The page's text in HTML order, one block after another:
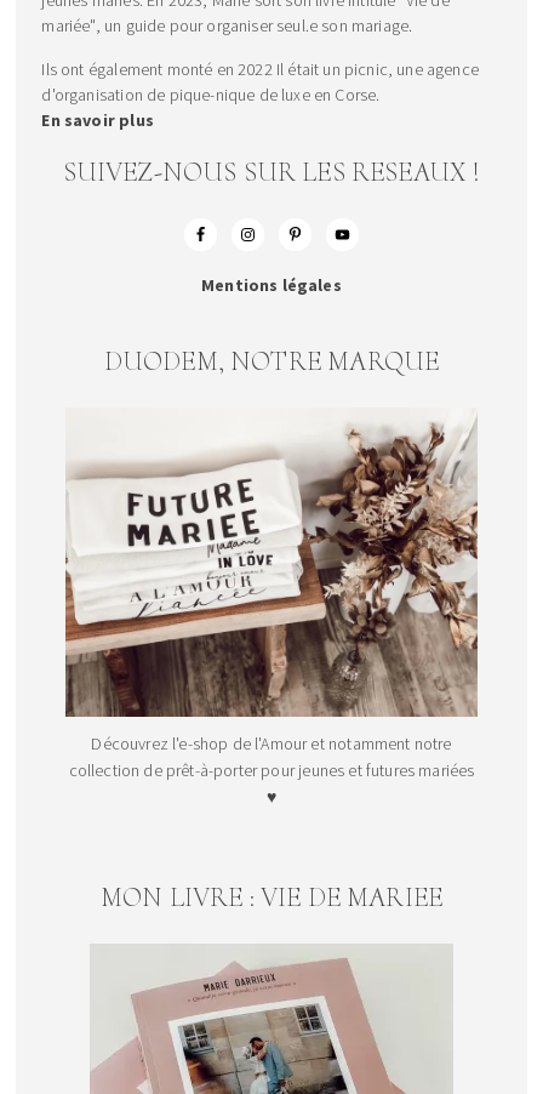
mariée", un guide pour organiser seul.e son mariage.
Ils ont également monté en 2022 Il était un picnic, une agence
d'organisation de pique-nique de luxe en Corse.
En savoir plus
SUIVEZ-NOUS SUR LES RESEAUX !
Mentions légales
DUODEM, NOTRE MARQUE
Découvrez l'e-shop de l'Amour et notamment notre
collection de prêt-à-porter pour jeunes et futures mariées
♥
MON LIVRE : VIE DE MARIEE